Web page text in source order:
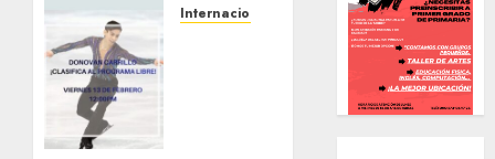
⚽🔥
Internacional